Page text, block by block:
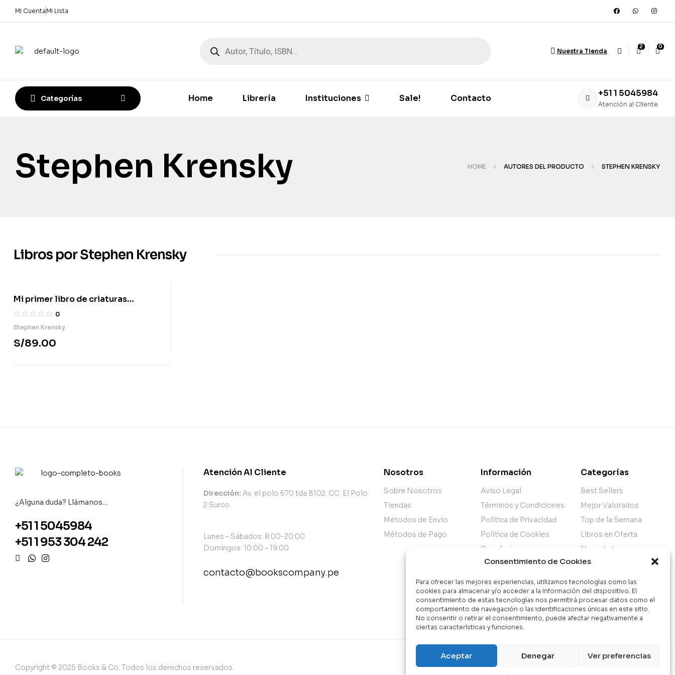
Consentimiento de Cookies
Para ofrecer las mejores experiencias, utilizamos tecnologías como las
cookies para almacenar y/o acceder a la información del dispositivo. El
consentimiento de estas tecnologías nos permitirá procesar datos como el
comportamiento de navegación o las identificaciones únicas en este sitio.
No consentir o retirar el consentimiento, puede afectar negativamente a
ciertas características y funciones.
Aceptar Denegar Ver preferencias
Mi Cuenta Mi Lista
Nuestra Tienda
2 0
Categorías Home Librería Instituciones Sale! Contacto +51 1 5045984
Atención al Cliente
Stephen Krensky HOME AUTORES DEL PRODUCTO STEPHEN KRENSKY
Libros por Stephen Krensky
Mi primer libro de criaturas
fantásticas
0
Stephen Krensky
S/89.00
¿Alguna duda? Llámanos…
+51 1 5045984
+51 1 953 304 242
Atención Al Cliente
Dirección: Av. el polo 670 tda B102. CC. El Polo
2 Surco.
Lunes – Sábados: 8:00-20:00
Domingos: 10:00 – 19:00
contacto@bookscompany.pe
Nosotros
Sobre Nosotros
Tiendas
Métodos de Envío
Métodos de Pago
Información
Aviso Legal
Términos y Condiciones
Política de Privacidad
Política de Cookies
Devoluciones
Atención al Cliente
Nuestra Tienda
Categorías
Best Sellers
Mejor Valorados
Top de la Semana
Libros en Oferta
Novedades
Copyright © 2025 Books & Co. Todos los derechos reservados.